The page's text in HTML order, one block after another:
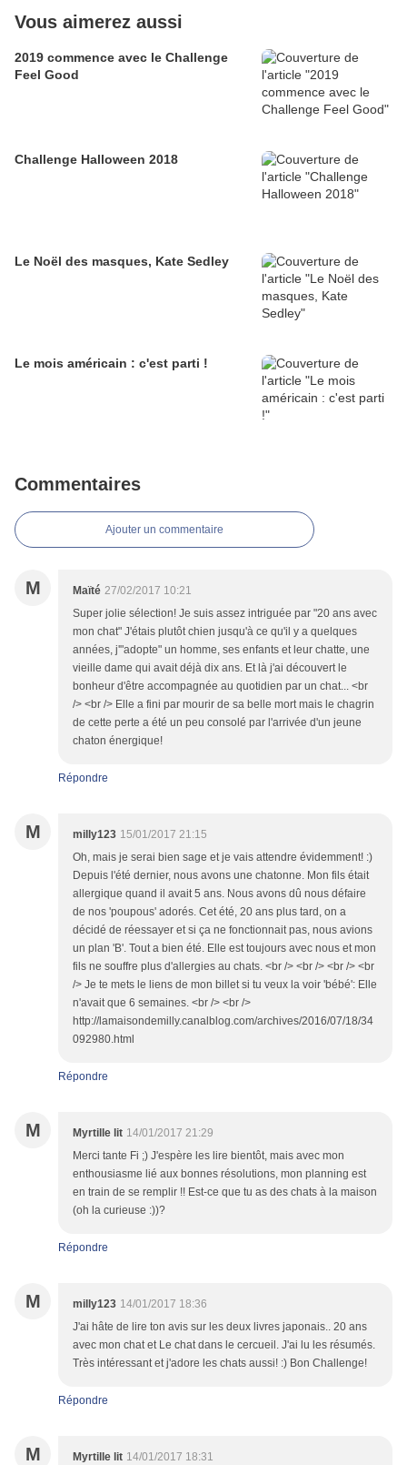
Vous aimerez aussi
2019 commence avec le Challenge
Feel Good
Challenge Halloween 2018
Le Noël des masques, Kate Sedley
Le mois américain : c'est parti !
Commentaires
Ajouter un commentaire
M Maïté 27/02/2017 10:21
Super jolie sélection! Je suis assez intriguée par "20 ans avec
mon chat" J'étais plutôt chien jusqu'à ce qu'il y a quelques
années, j'"adopte" un homme, ses enfants et leur chatte, une
vieille dame qui avait déjà dix ans. Et là j'ai découvert le
bonheur d'être accompagnée au quotidien par un chat... <br
/> <br /> Elle a fini par mourir de sa belle mort mais le chagrin
de cette perte a été un peu consolé par l'arrivée d'un jeune
chaton énergique!
Répondre
M milly123 15/01/2017 21:15
Oh, mais je serai bien sage et je vais attendre évidemment! :)
Depuis l'été dernier, nous avons une chatonne. Mon fils était
allergique quand il avait 5 ans. Nous avons dû nous défaire
de nos 'poupous' adorés. Cet été, 20 ans plus tard, on a
décidé de réessayer et si ça ne fonctionnait pas, nous avions
un plan 'B'. Tout a bien été. Elle est toujours avec nous et mon
fils ne souffre plus d'allergies au chats. <br /> <br /> <br /> <br
/> Je te mets le liens de mon billet si tu veux la voir 'bébé': Elle
n'avait que 6 semaines. <br /> <br />
http://lamaisondemilly.canalblog.com/archives/2016/07/18/34
092980.html
Répondre
M Myrtille lit 14/01/2017 21:29
Merci tante Fi ;) J'espère les lire bientôt, mais avec mon
enthousiasme lié aux bonnes résolutions, mon planning est
en train de se remplir !! Est-ce que tu as des chats à la maison
(oh la curieuse :))?
Répondre
M milly123 14/01/2017 18:36
J'ai hâte de lire ton avis sur les deux livres japonais.. 20 ans
avec mon chat et Le chat dans le cercueil. J'ai lu les résumés.
Très intéressant et j'adore les chats aussi! :) Bon Challenge!
Répondre
M Myrtille lit 14/01/2017 18:31